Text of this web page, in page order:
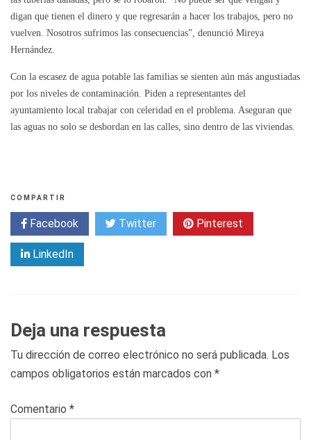
digan que tienen el dinero y que regresarán a hacer los trabajos, pero no
vuelven. Nosotros sufrimos las consecuencias”, denunció Mireya
Hernández.
Con la escasez de agua potable las familias se sienten aún más angustiadas
por los niveles de contaminación. Piden a representantes del
ayuntamiento local trabajar con celeridad en el problema. Aseguran que
las aguas no solo se desbordan en las calles, sino dentro de las viviendas.
COMPARTIR
Facebook Twitter Pinterest
LinkedIn
Deja una respuesta
Tu dirección de correo electrónico no será publicada. Los
campos obligatorios están marcados con *
Comentario *